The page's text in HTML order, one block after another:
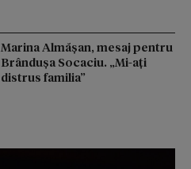
Marina Almășan, mesaj pentru
Brândușa Socaciu. „Mi-ați
distrus familia”